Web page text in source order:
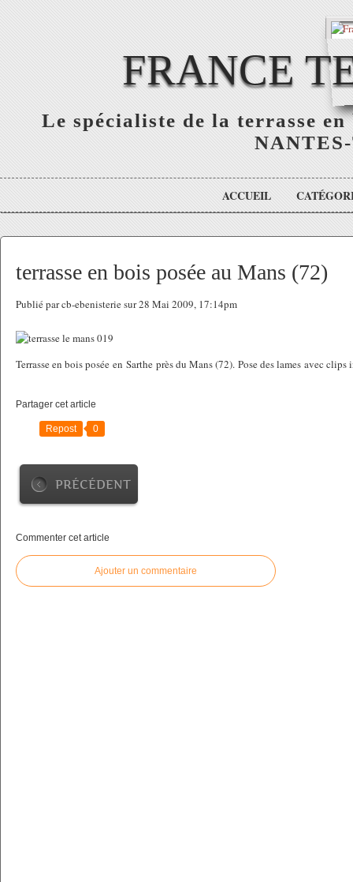
FRANCE
Le spécialiste de la terrasse
ACCUEIL
terrasse en bois posée au Mans (72)
Publié par cb-ebenisterie sur 28 Mai 2009, 17:14pm
Terrasse en bois posée en Sarthe près du Mans (72). Pose des lames avec
Partager cet article
Repost 0
PRÉCÉDENT
Commenter cet article
Ajouter un commentaire